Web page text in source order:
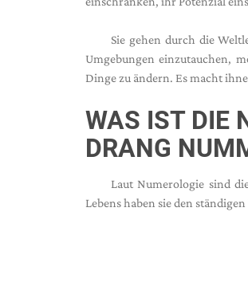
Sie gehen durch die
Umgebungen einzutauchen,
Dinge zu ändern. Es macht
WAS IST DIE
DRANG
Laut Numerologie sind
Lebens haben sie den